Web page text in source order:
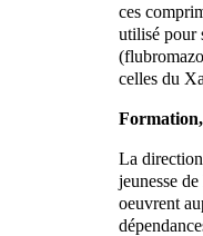
ces
utilisé pour
celles du
La
jeunesse
oeuvrent